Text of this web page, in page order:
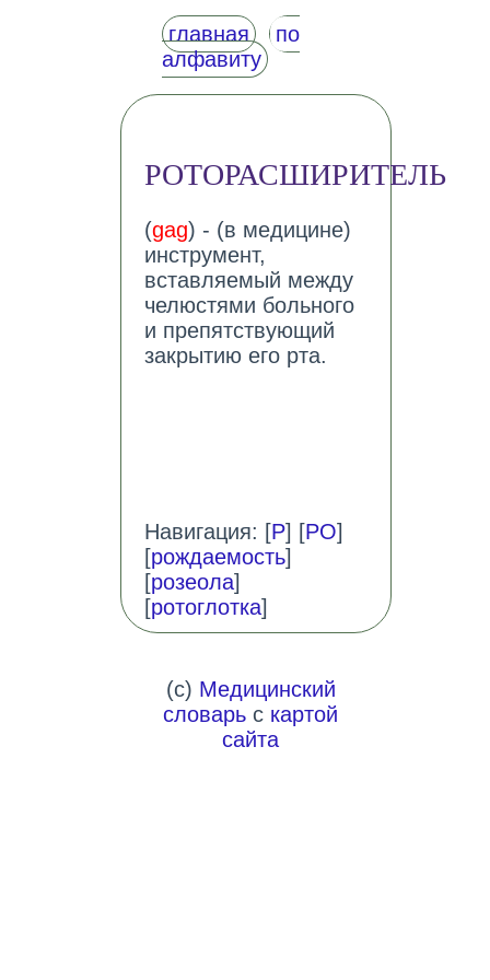
главная
по
алфавиту
РОТОРАСШИРИТЕЛЬ
(gag) - (в медицине)
инструмент,
вставляемый между
челюстями больного
и препятствующий
закрытию его рта.
Навигация: [Р] [РО]
[рождаемость]
[розеола]
[ротоглотка]
(c) Медицинский
словарь с картой
сайта